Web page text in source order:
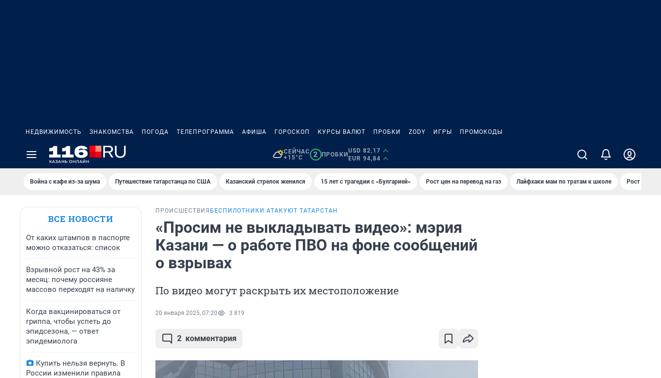
НЕДВИЖИМОСТЬ ЗНАКОМСТВА ПОГОДА ТЕЛЕПРОГРАММА АФИША ГОРОСКОП КУРСЫ ВАЛЮТ ПРОБКИ ZODY ИГРЫ ПРОМОКОДЫ
СЕЙЧАС
+15°C
2 ПРОБКИ
USD 82,17
EUR 94,84
Война с кафе из-за шума Путешествие татарстанца по США Казанский стрелок женился 15 лет с трагедии с «Булгарией» Рост цен на перевод на газ Лайфхаки мам по тратам к школе Рост цен на
ВСЕ НОВОСТИ
От каких штампов в паспорте
можно отказаться: список
Взрывной рост на 43% за
месяц: почему россияне
массово переходят на наличку
Когда вакцинироваться от
гриппа, чтобы успеть до
эпидсезона, — ответ
эпидемиолога
Купить нельзя вернуть. В
России изменили правила
ПРОИСШЕСТВИЯ БЕСПИЛОТНИКИ АТАКУЮТ ТАТАРСТАН
«Просим не выкладывать видео»: мэрия
Казани — о работе ПВО на фоне сообщений
о взрывах
По видео могут раскрыть их местоположение
20 января 2025, 07:20 3 819
2 комментария